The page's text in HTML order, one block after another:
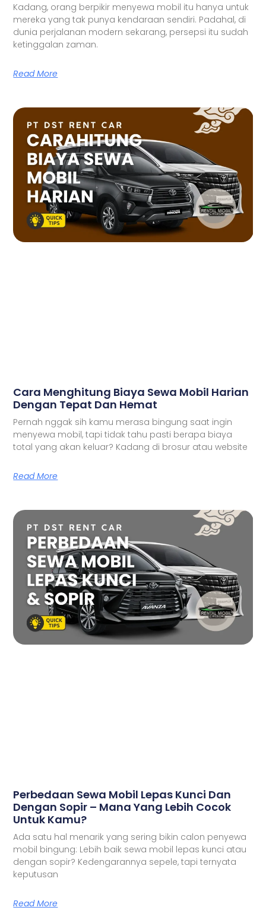
Kadang, orang berpikir menyewa mobil itu hanya untuk
mereka yang tak punya kendaraan sendiri. Padahal, di
dunia perjalanan modern sekarang, persepsi itu sudah
ketinggalan zaman.
Read More
Cara Menghitung Biaya Sewa Mobil Harian
Dengan Tepat Dan Hemat
Pernah nggak sih kamu merasa bingung saat ingin
menyewa mobil, tapi tidak tahu pasti berapa biaya
total yang akan keluar? Kadang di brosur atau website
Read More
Perbedaan Sewa Mobil Lepas Kunci Dan
Dengan Sopir – Mana Yang Lebih Cocok
Untuk Kamu?
Ada satu hal menarik yang sering bikin calon penyewa
mobil bingung: Lebih baik sewa mobil lepas kunci atau
dengan sopir? Kedengarannya sepele, tapi ternyata
keputusan
Read More